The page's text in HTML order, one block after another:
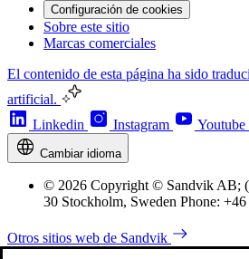
Configuración de cookies
Sobre este sitio
Marcas comerciales
El contenido de esta página ha sido
artificial.
Linkedin
Instagram Youtube
Cambiar idioma
© 2026 Copyright © Sandvik AB;
30 Stockholm, Sweden Phone:
Otros sitios web de Sandvik